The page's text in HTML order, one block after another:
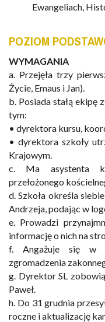
Ewangeliach ,
POZIOM
WYMAGANIA
a. Przejęła trzy
Życie, Emaus i Jan).
b. Posiada stałą ekipę
tym:
• dyrektora kursu,
• dyrektora szkoły
Krajowym.
c. Ma asystenta
przełożonego
d.Szkoła określa siebie
Andrzeja, podając w
e. Prowadzi
informacjęo nichna
f. Angażuje się w
zgromadzenia
g. Dyrektor SL
Paweł.
h. Do 31 grudnia
roczne iaktualizację